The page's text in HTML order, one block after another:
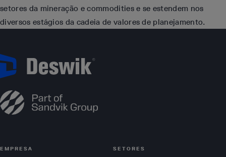
setores da mineração e commodities e se estendem nos
diversos estágios da cadeia de valores de planejamento.
EMPRESA SETORES